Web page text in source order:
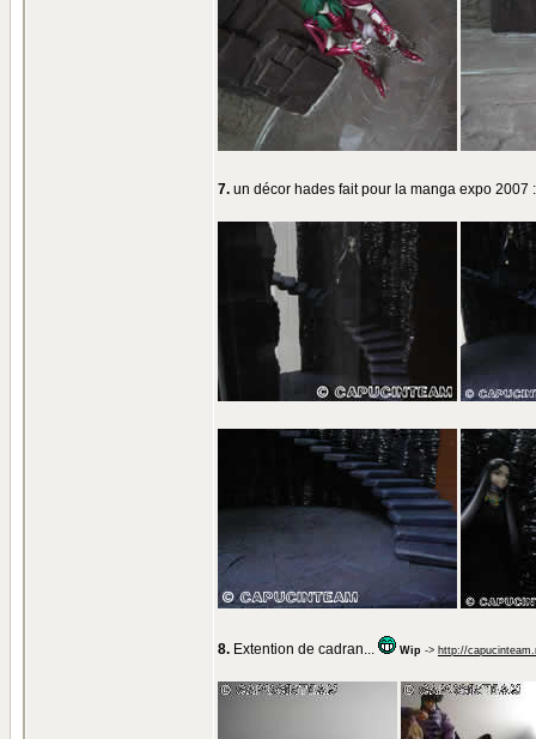
7. un décor hades fait pour la manga expo 2007 :
8. Extention de cadran... Wip -> http://